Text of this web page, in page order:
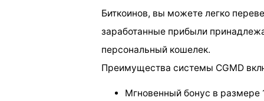
Биткоинов, вы можете легко
заработанные прибыли
персональный кошелек.
Преимущества системы CGMD
Мгновенный бонус в размере